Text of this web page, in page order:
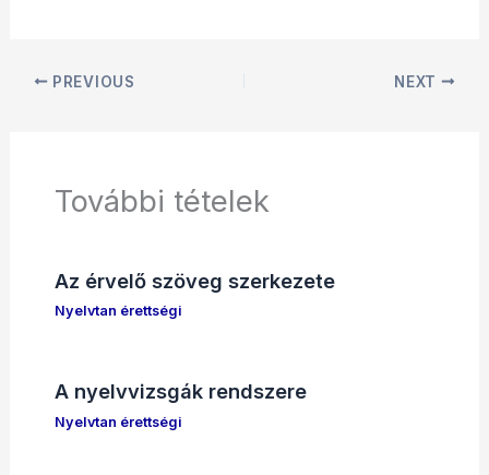
PREVIOUS NEXT
További tételek
Az érvelő szöveg szerkezete
Nyelvtan érettségi
A nyelvvizsgák rendszere
Nyelvtan érettségi